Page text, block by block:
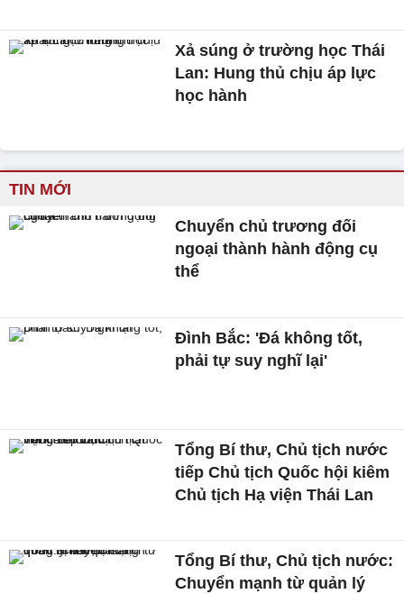
Xả súng ở trường học Thái
Lan: Hung thủ chịu áp lực
học hành
TIN MỚI
Chuyển chủ trương đối
ngoại thành hành động cụ
thể
Đình Bắc: 'Đá không tốt,
phải tự suy nghĩ lại'
Tổng Bí thư, Chủ tịch nước
tiếp Chủ tịch Quốc hội kiêm
Chủ tịch Hạ viện Thái Lan
Tổng Bí thư, Chủ tịch nước:
Chuyển mạnh từ quản lý